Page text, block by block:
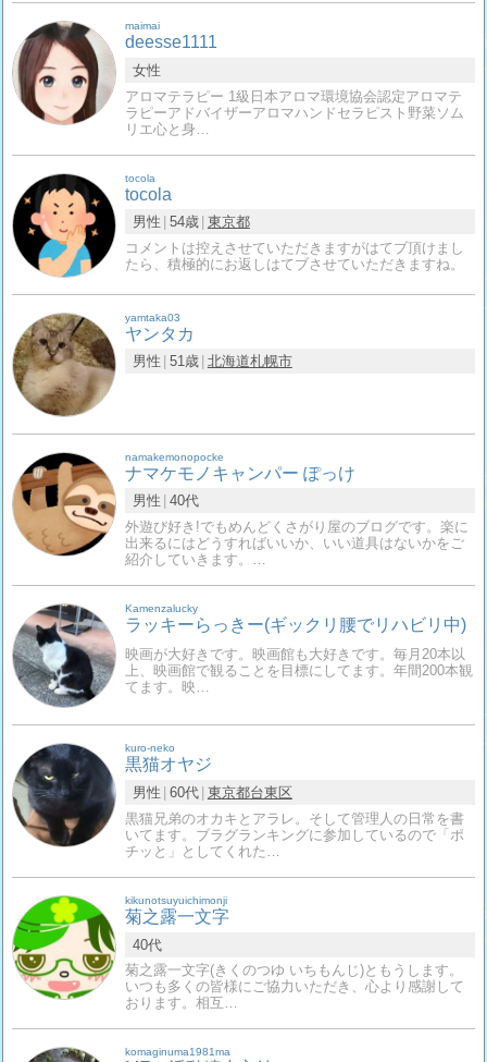
maimai
deesse1111
女性
アロマテラピー 1級日本アロマ環境協会認定アロマテ
ラピーアドバイザーアロマハンドセラピスト野菜ソム
リエ心と身…
tocola
tocola
男性 54歳 東京都
コメントは控えさせていただきますがはてブ頂けまし
たら、積極的にお返しはてブさせていただきますね。
yamtaka03
ヤンタカ
男性 51歳 北海道札幌市
namakemonopocke
ナマケモノキャンパー ぽっけ
男性 40代
外遊び好き!でもめんどくさがり屋のブログです。楽に
出来るにはどうすればいいか、いい道具はないかをご
紹介していきます。…
Kamenzalucky
ラッキーらっきー(ギックリ腰でリハビリ中)
映画が大好きです。映画館も大好きです。毎月20本以
上、映画館で観ることを目標にしてます。年間200本観
てます。映…
kuro-neko
黒猫オヤジ
男性 60代 東京都台東区
黒猫兄弟のオカキとアラレ。そして管理人の日常を書
いてます。ブラグランキングに参加しているので「ポ
チッと」としてくれた…
kikunotsuyuichimonji
菊之露一文字
40代
菊之露一文字(きくのつゆ いちもんじ)ともうします。
いつも多くの皆様にご協力いただき、心より感謝して
おります。相互…
komaginuma1981ma